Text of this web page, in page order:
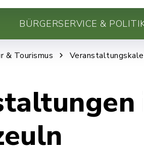
BÜRGERSERVICE &
& Tourismus